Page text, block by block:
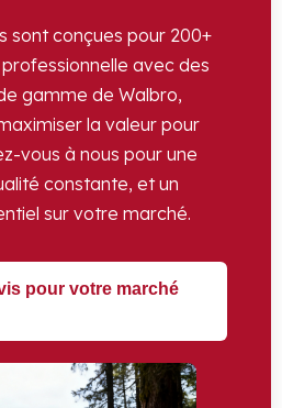
sont conçues pour 200+
avec des
gamme de Walbro,
la valeur pour
vous à nous pour une
constante, et un
sur votre marché.
pour votre marché